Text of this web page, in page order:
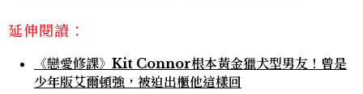
延伸閱讀：
《戀愛修課》Kit Connor根本黃金獵犬型男友！曾是
少年版艾爾頓強，被迫出櫃他這樣回